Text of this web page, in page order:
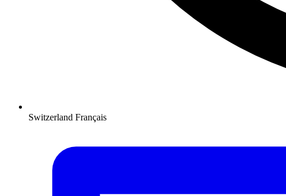
Switzerland Français